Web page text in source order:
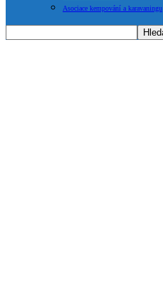
Asociace kempování a karavaningu